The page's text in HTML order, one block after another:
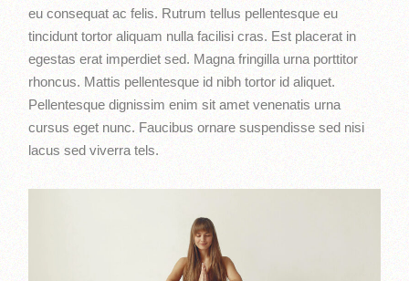
eu consequat ac felis. Rutrum tellus pellentesque eu
tincidunt tortor aliquam nulla facilisi cras. Est placerat in
egestas erat imperdiet sed. Magna fringilla urna porttitor
rhoncus. Mattis pellentesque id nibh tortor id aliquet.
Pellentesque dignissim enim sit amet venenatis urna
cursus eget nunc. Faucibus ornare suspendisse sed nisi
lacus sed viverra tels.